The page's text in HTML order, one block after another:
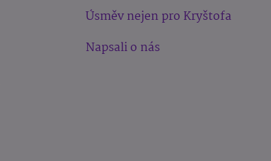
Úsměv nejen pro Kryštofa
Napsali o nás